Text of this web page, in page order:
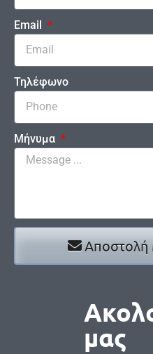
Email
Τηλέφωνο
Μήνυμα
μας